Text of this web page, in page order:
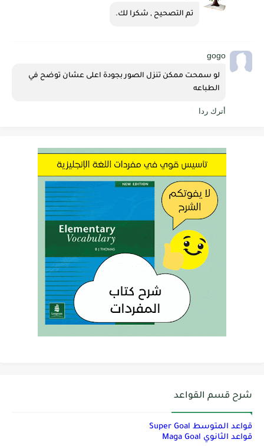
تم التصحيح , شكرا لك.
gogo
الطباعه
أترك ردا
شرح قسم القواعد
قواعد المتوسط Super Goal
قواعد الثانوي Maga Goal